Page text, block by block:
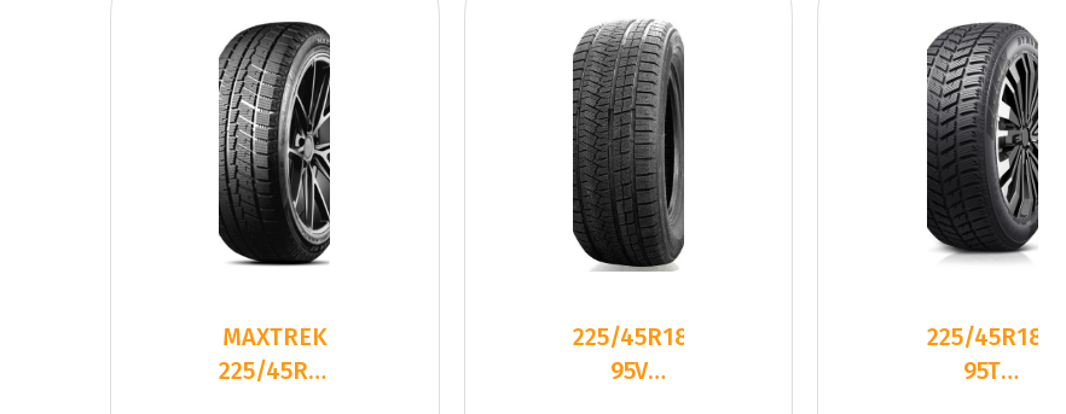
MAXTREK
225/45R18
225/45R18
95V
225/45R18
95T